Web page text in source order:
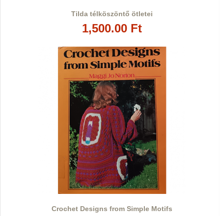
Tilda télköszöntő ötletei
1,500.00 Ft
Crochet Designs from Simple Motifs